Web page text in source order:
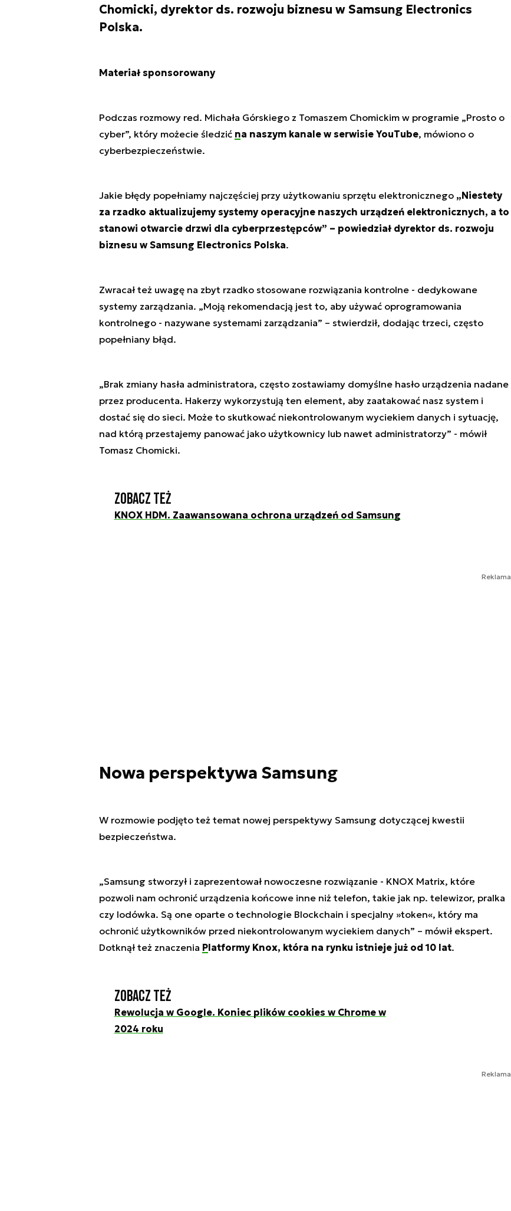
Chomicki, dyrektor ds. rozwoju biznesu w Samsung Electronics
Polska.
Materiał sponsorowany
Podczas rozmowy red. Michała Górskiego z Tomaszem Chomickim w programie „Prosto o
cyber”, który możecie śledzić na naszym kanale w serwisie YouTube, mówiono o
cyberbezpieczeństwie.
Jakie błędy popełniamy najczęściej przy użytkowaniu sprzętu elektronicznego „Niestety
za rzadko aktualizujemy systemy operacyjne naszych urządzeń elektronicznych, a to
stanowi otwarcie drzwi dla cyberprzestępców” – powiedział dyrektor ds. rozwoju
biznesu w Samsung Electronics Polska.
Zwracał też uwagę na zbyt rzadko stosowane rozwiązania kontrolne - dedykowane
systemy zarządzania. „Moją rekomendacją jest to, aby używać oprogramowania
kontrolnego - nazywane systemami zarządzania” – stwierdził, dodając trzeci, często
popełniany błąd.
„Brak zmiany hasła administratora, często zostawiamy domyślne hasło urządzenia nadane
przez producenta. Hakerzy wykorzystują ten element, aby zaatakować nasz system i
dostać się do sieci. Może to skutkować niekontrolowanym wyciekiem danych i sytuację,
nad którą przestajemy panować jako użytkownicy lub nawet administratorzy” - mówił
Tomasz Chomicki.
Zobacz też
KNOX HDM. Zaawansowana ochrona urządzeń od Samsung
Reklama
Nowa perspektywa Samsung
W rozmowie podjęto też temat nowej perspektywy Samsung dotyczącej kwestii
bezpieczeństwa.
„Samsung stworzył i zaprezentował nowoczesne rozwiązanie - KNOX Matrix, które
pozwoli nam ochronić urządzenia końcowe inne niż telefon, takie jak np. telewizor, pralka
czy lodówka. Są one oparte o technologie Blockchain i specjalny »token«, który ma
ochronić użytkowników przed niekontrolowanym wyciekiem danych” – mówił ekspert.
Dotknął też znaczenia Platformy Knox, która na rynku istnieje już od 10 lat.
Zobacz też
Rewolucja w Google. Koniec plików cookies w Chrome w
2024 roku
Reklama